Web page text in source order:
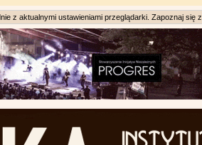
z aktualnymi ustawieniami przeglądarki. Zapoznaj się z